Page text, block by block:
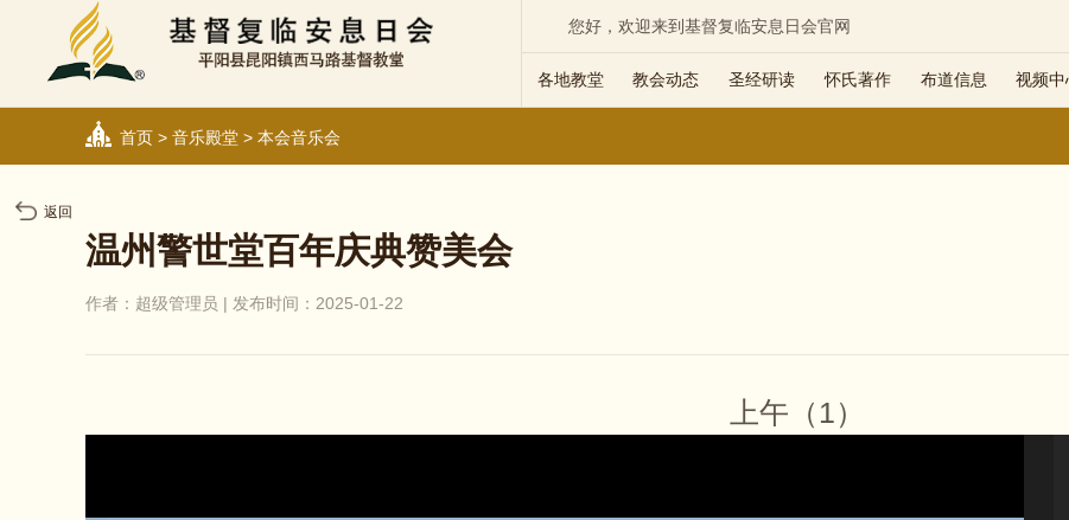
您好，欢迎来到基督复临安息日会官网
各地教堂 教会动态 圣经研读 怀氏著作 布道信息 视频中
首页> 音乐殿堂> 本会音乐会
返回
温州警世堂百年庆典赞美会
作者：超级管理员 | 发布时间：2025-01-22
上午（1）